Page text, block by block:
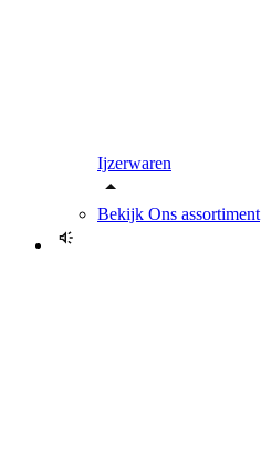
Ijzerwaren
Bekijk Ons assortiment